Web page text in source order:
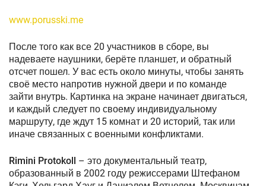
www.porusski.me
После того как все 20 участников в сборе, вы
надеваете наушники, берёте планшет, и обратный
отсчет пошел. У вас есть около минуты, чтобы занять
своё место напротив нужной двери и по команде
зайти внутрь. Картинка на экране начинает двигаться,
и каждый следует по своему индивидуальному
маршруту, где ждут 15 комнат и 20 историй, так или
иначе связанных с военными конфликтами.
Rimini Protokoll – это документальный театр,
образованный в 2002 году режиссерами Штефаном